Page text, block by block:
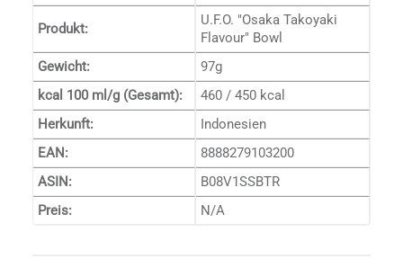
Produkt:
U.F.O. "Osaka Takoyaki
Flavour" Bowl
Gewicht:
97g
kcal 100 ml/g (Gesamt):
460 / 450 kcal
Herkunft:
Indonesien
EAN:
8888279103200
ASIN:
B08V1SSBTR
Preis:
N/A